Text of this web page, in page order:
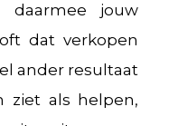
daarmee jouw
dat verkopen
ander resultaat
ziet als helpen,